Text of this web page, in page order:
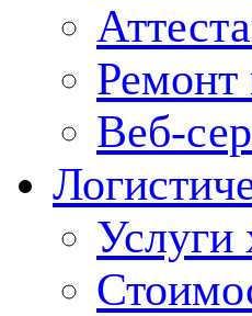
Ремонт
Веб-
Услуги